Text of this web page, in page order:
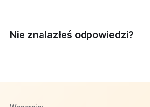
Nie znalazłeś odpowiedzi?